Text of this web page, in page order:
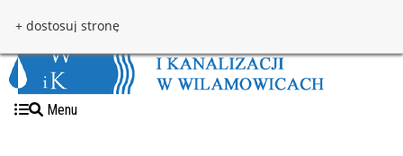
+ dostosuj stronę
Menu